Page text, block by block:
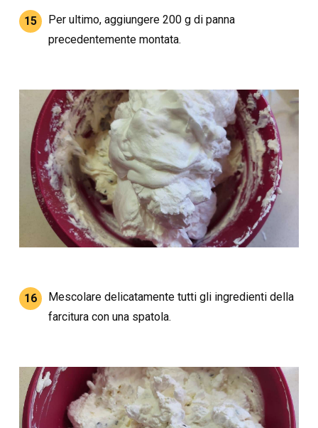
15
Per ultimo, aggiungere 200 g di panna
precedentemente montata.
16
Mescolare delicatamente tutti gli ingredienti della
farcitura con una spatola.